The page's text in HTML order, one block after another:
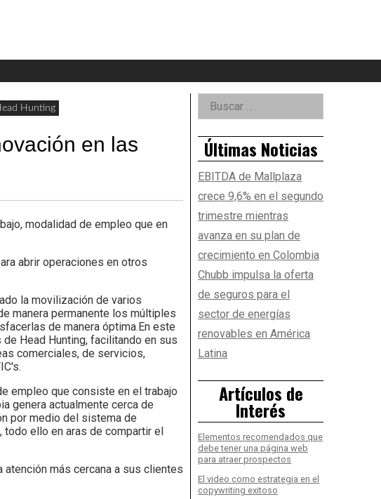
Widget
Hunting
en las
modalidad de empleo que en
abrir operaciones en otros
la movilización de varios
manera permanente los múltiples
de manera óptima.En este
Head Hunting, facilitando en sus
comerciales, de servicios,
empleo que consiste en el trabajo
genera actualmente cerca de
por medio del sistema de
ello en aras de compartir el
atención más cercana a sus clientes
Right
Asides
Buscar:
Últimas Noticias
EBITDA de Mallplaza
crece 9,6% en el segundo
trimestre mientras
avanza en su plan de
crecimiento en Colombia
Chubb impulsa la oferta
de seguros para el
sector de energías
renovables en América
Latina
Artículos de
Interés
Elementos recomendados que
debe tener una página web
para atraer prospectos
El video como estrategia en el
copywriting exitoso